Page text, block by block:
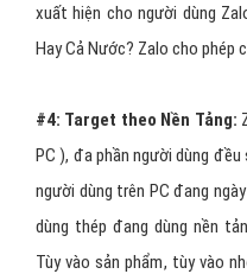
xuất hiện cho người dùng
Hay Cả Nước? Zalo cho phép
#4: Target theo Nền Tảng:
PC ), đa phần người dùng
người dùng trên PC đang
dùng thép đang dùng nền
Tùy vào sản phẩm, tùy vào